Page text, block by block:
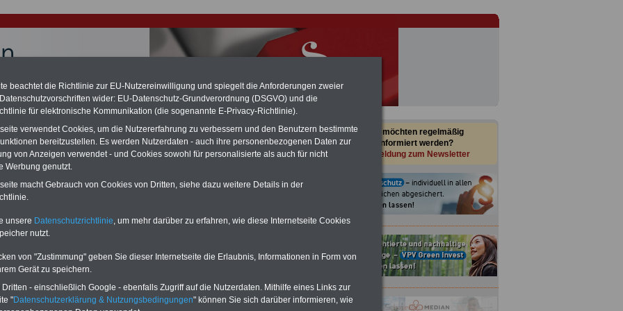
für Beamte auch im Ruhestand (zu geringe Alimentation)
hat die Berliner Landesbesoldung für verfassungs-
(Berlin muss bis
März 2027 eine Neuregelung der Besoldung
Auch beim Bund (Beamte & Ruhestandsbeamte) gibt es teilweise
(Medienberichten zufolge liegt diese für
mind. 3.000 und 13.000 Euro, Der INFO-SERVICE gibt hierzu eine
heraus, die unmittelbar nach dem Beschluss des Gesetzentwurfs der
des öffentlichen Dienstes - Überblick
nur 15 Euro
Sie möchten regelmäßig
informiert werden?
Anmeldung zum Newsletter
beachtet die Richtlinie zur EU-Nutzereinwilligung und spiegelt die Anforderungen zweier
wider: EU-Datenschutz-Grundverordnung (DSGVO) und die
für elektronische Kommunikation (die sogenannte E-Privacy-Richtlinie).
verwendet Cookies, um die Nutzererfahrung zu verbessern und den Benutzern bestimmte
bereitzustellen. Es werden Nutzerdaten - auch ihre personenbezogenen Daten zur
von Anzeigen verwendet - und Cookies sowohl für personalisierte als auch für nicht
Werbung genutzt.
macht Gebrauch von Cookies von Dritten, siehe dazu weitere Details in der
unsere Datenschutzrichtlinie, um mehr darüber zu erfahren, wie diese Internetseite Cookies
nutzt.
von "Zustimmung" geben Sie dieser Internetseite die Erlaubnis, Informationen in Form von
Gerät zu speichern.
- einschließlich Google - ebenfalls Zugriff auf die Nutzerdaten. Mithilfe eines Links zur
"Datenschutzerklärung & Nutzungsbedingungen" können Sie sich darüber informieren, wie